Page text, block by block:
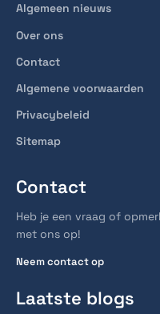
Algemeen nieuws
Over ons
Contact
Algemene voorwaarden
Privacybeleid
Sitemap
Contact
Heb je een vraag of
met ons op!
Neem contact op
Laatste blogs